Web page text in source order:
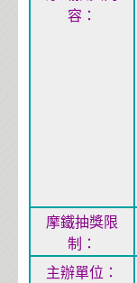
容：
摩鐵抽獎限
制：
主辦單位：